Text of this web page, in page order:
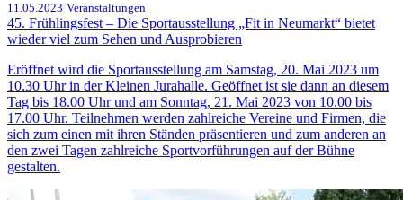
11.05.2023 Veranstaltungen
45. Frühlingsfest – Die Sportausstellung „Fit in Neumarkt“ bietet
wieder viel zum Sehen und Ausprobieren
Eröffnet wird die Sportausstellung am Samstag, 20. Mai 2023 um
10.30 Uhr in der Kleinen Jurahalle. Geöffnet ist sie dann an diesem
Tag bis 18.00 Uhr und am Sonntag, 21. Mai 2023 von 10.00 bis
17.00 Uhr. Teilnehmen werden zahlreiche Vereine und Firmen, die
sich zum einen mit ihren Ständen präsentieren und zum anderen an
den zwei Tagen zahlreiche Sportvorführungen auf der Bühne
gestalten.